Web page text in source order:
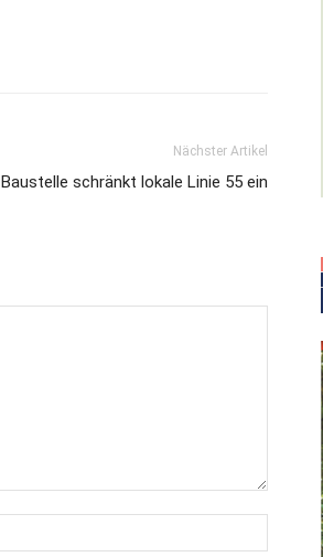
Nächster Artikel
Baustelle schränkt lokale Linie 55 ein